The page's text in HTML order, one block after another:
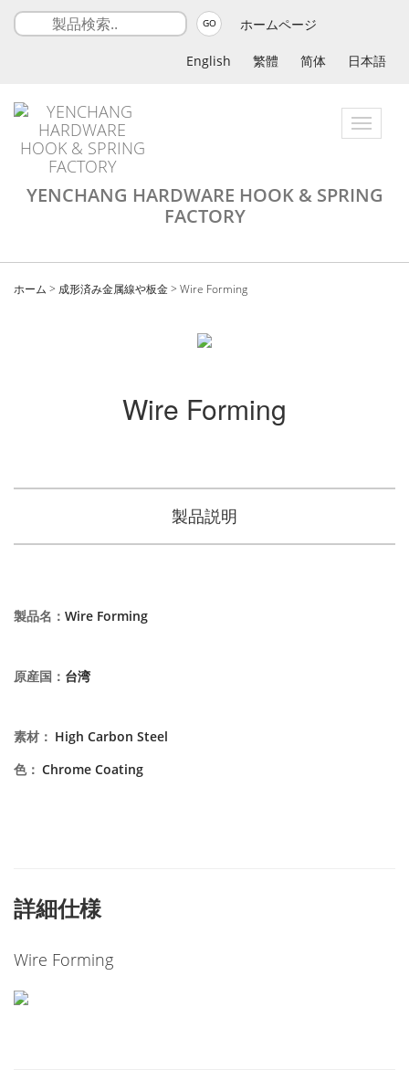
GO ホームページ
English 繁體 简体 日本語
Toggle
YENCHANG HARDWARE HOOK & SPRING
FACTORY
ホーム > 成形済み金属線や板金> Wire Forming
Wire Forming
製品説明
製品名 ： Wire Forming
原産国 ： 台湾
素材 ： High Carbon Steel
色： Chrome Coating
詳細仕様
Wire Forming